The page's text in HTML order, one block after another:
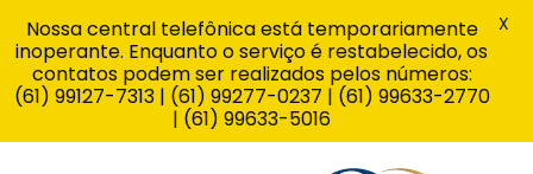
Nossa central telefônica está temporariamente
inoperante. Enquanto o serviço é restabelecido, os
contatos podem ser realizados pelos números:
(61) 99127-7313 | (61) 99277-0237 | (61) 99633-2770
| (61) 99633-5016
X